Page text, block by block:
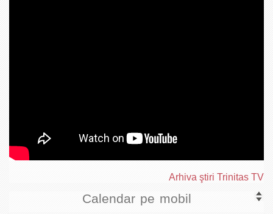
Arhiva ştiri Trinitas TV
Calendar pe mobil